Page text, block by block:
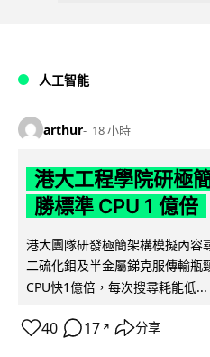
人工智能
arthur 18 小時
港大工程學院研極
勝標準 CPU 1 億倍
港大團隊研發極簡架構模擬內容
二硫化鉬及半金屬銻克服傳輸瓶
CPU快1億倍，每次搜尋耗能低...
40 17 ↗ 分享